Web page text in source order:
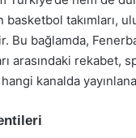
basketbol takımları,
bağlamda,
arasındaki
kanalda